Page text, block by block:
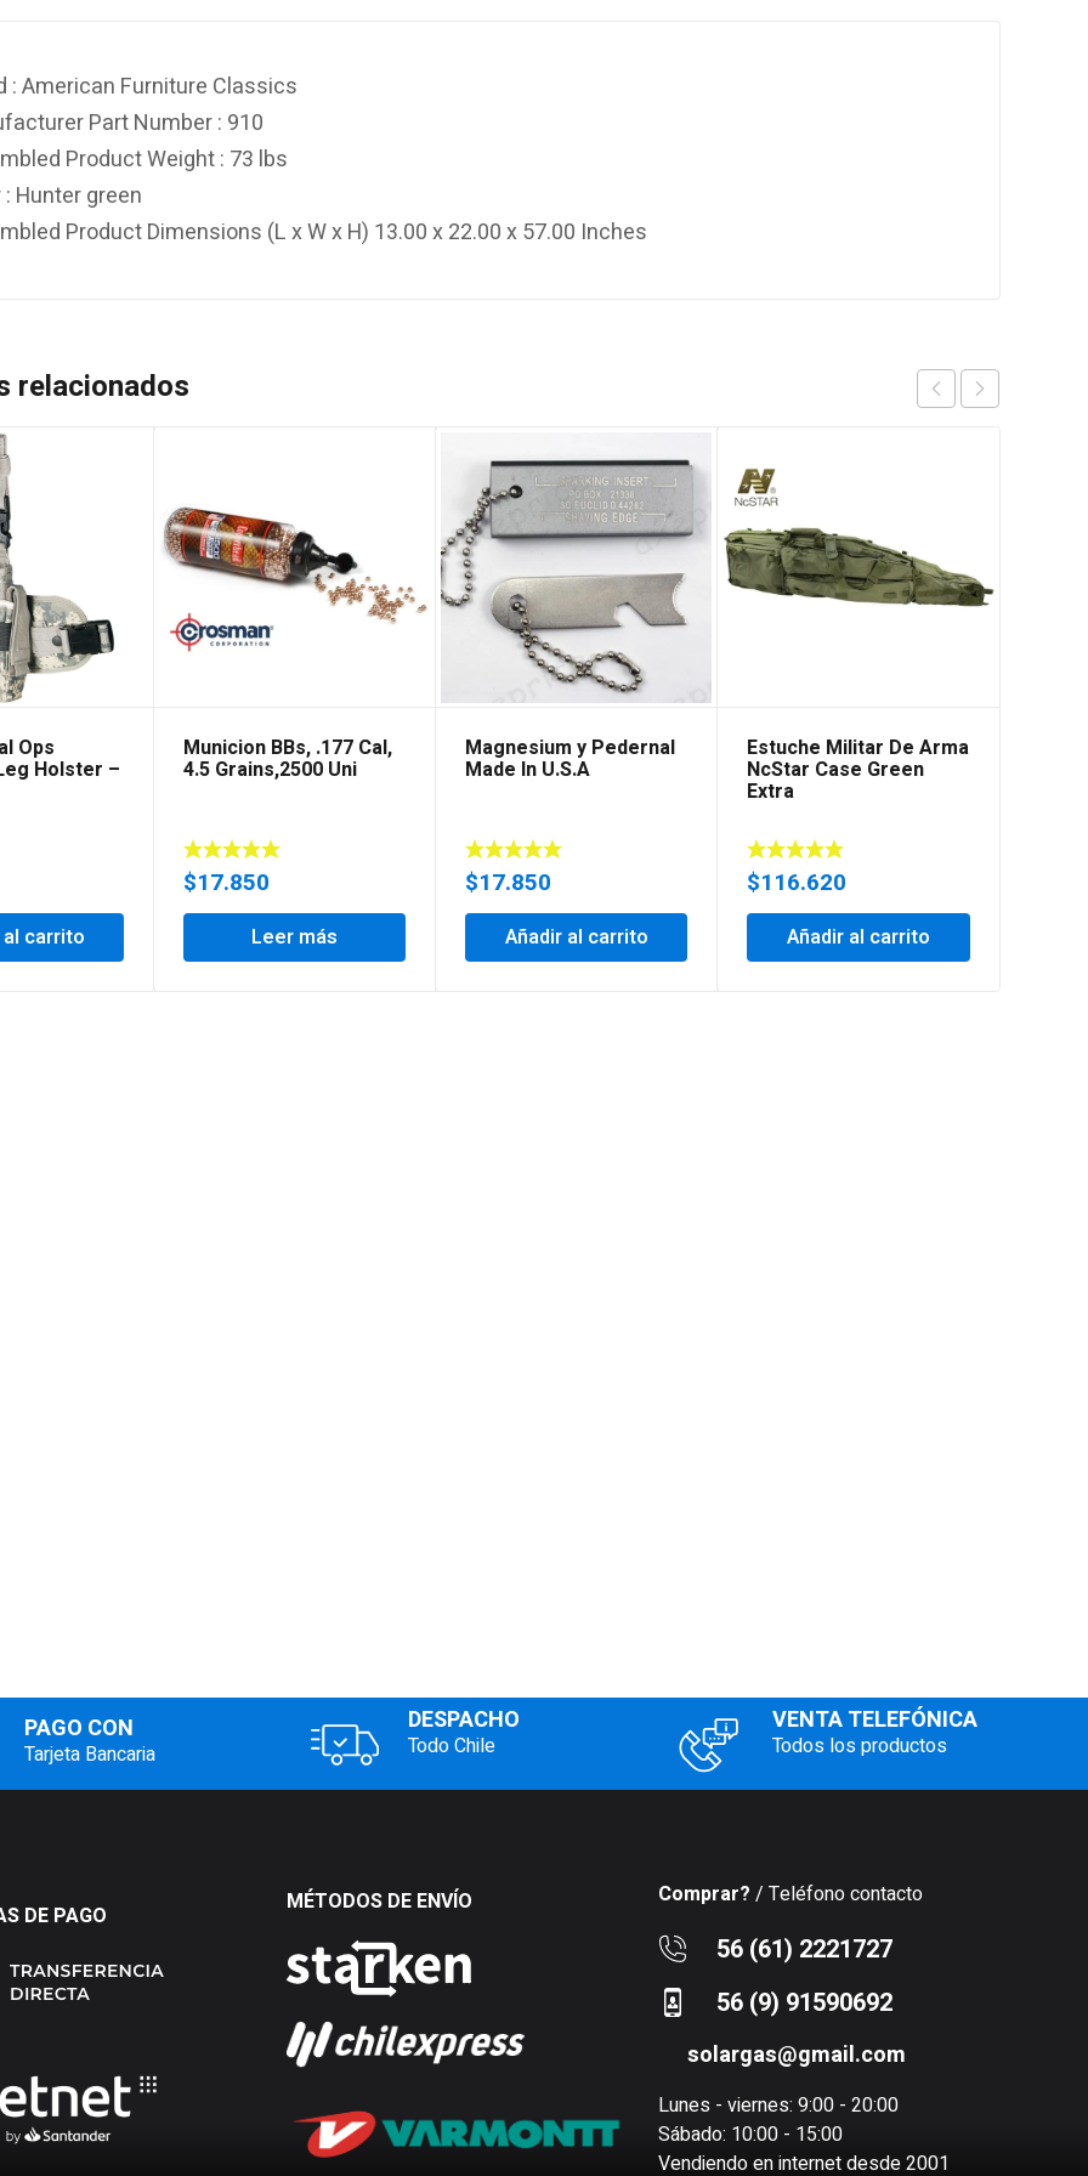
: American Furniture Classics
Part Number : 910
Product Weight : 73 lbs
: Hunter green
Product Dimensions (L x W x H) 13.00 x 22.00 x 57.00 Inches
relacionados
Ops
Holster –
carrito
Municion BBs, .177 Cal,
4.5 Grains,2500 Uni
$17.850
Leer más
Magnesium y Pedernal
Made In U.S.A
$17.850
Añadir al carrito
Estuche Militar De Arma
NcStar Case Green
Extra
$116.620
Añadir al carrito
PAGO CON
Tarjeta Bancaria
DESPACHO
Todo Chile
VENTA TELEFÓNICA
Todos los productos
DE PAGO MÉTODOS DE ENVÍO Comprar? / Teléfono contacto
56 (61) 2221727
56 (9) 91590692
solargas@gmail.com
Lunes - viernes: 9:00 - 20:00
Sábado: 10:00 - 15:00
Vendiendo en internet desde 2001